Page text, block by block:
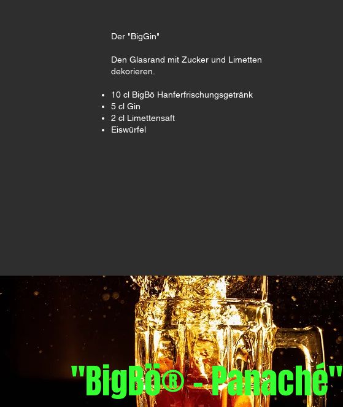
​Der "BigGin"
Den Glasrand mit Zucker und Limetten
dekorieren.
10 cl BigBö Hanferfrischungsgetränk
5 cl Gin
2 cl Limettensaft
Eiswürfel
"BigBö® - Panaché"